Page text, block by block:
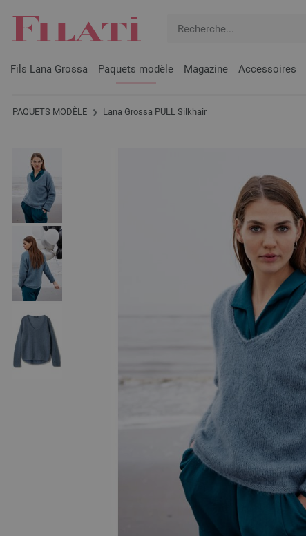
Fils Lana Grossa Paquets modèle Magazine Accessoires
PAQUETS MODÈLE Lana Grossa PULL Silkhair